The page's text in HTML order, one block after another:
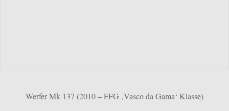
Werfer Mk 137 (2010 – FFG ‚Vasco da Gama‘ Klasse)